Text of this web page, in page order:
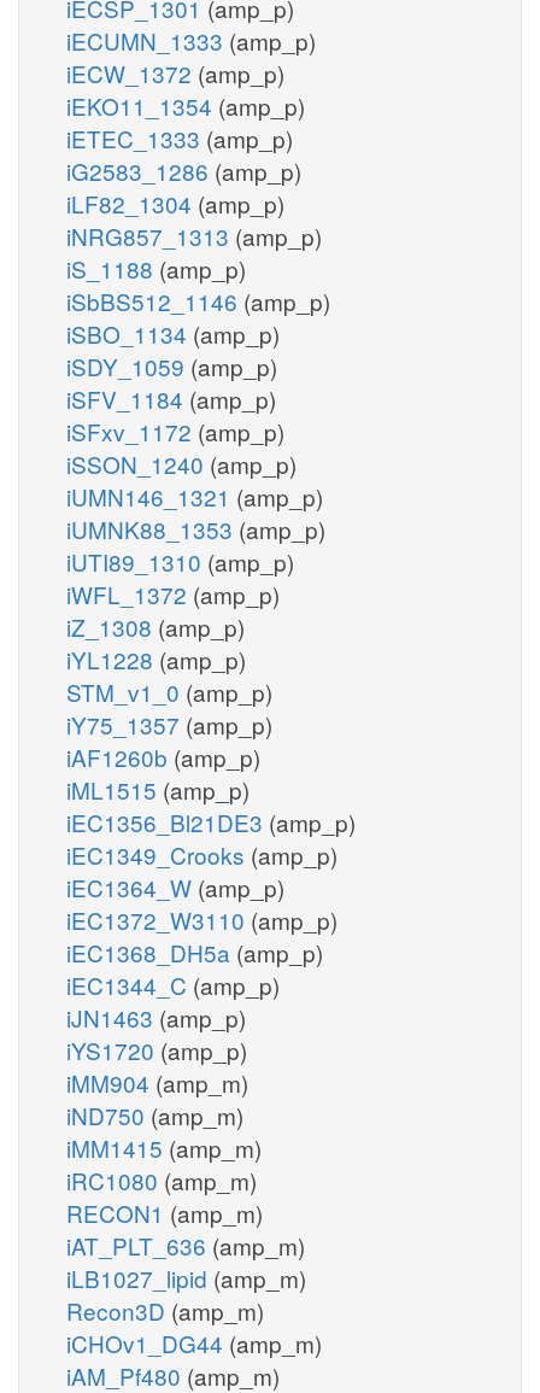
iECSP_1301 (amp_p)
iECUMN_1333 (amp_p)
iECW_1372 (amp_p)
iEKO11_1354 (amp_p)
iETEC_1333 (amp_p)
iG2583_1286 (amp_p)
iLF82_1304 (amp_p)
iNRG857_1313 (amp_p)
iS_1188 (amp_p)
iSbBS512_1146 (amp_p)
iSBO_1134 (amp_p)
iSDY_1059 (amp_p)
iSFV_1184 (amp_p)
iSFxv_1172 (amp_p)
iSSON_1240 (amp_p)
iUMN146_1321 (amp_p)
iUMNK88_1353 (amp_p)
iUTI89_1310 (amp_p)
iWFL_1372 (amp_p)
iZ_1308 (amp_p)
iYL1228 (amp_p)
STM_v1_0 (amp_p)
iY75_1357 (amp_p)
iAF1260b (amp_p)
iML1515 (amp_p)
iEC1356_Bl21DE3 (amp_p)
iEC1349_Crooks (amp_p)
iEC1364_W (amp_p)
iEC1372_W3110 (amp_p)
iEC1368_DH5a (amp_p)
iEC1344_C (amp_p)
iJN1463 (amp_p)
iYS1720 (amp_p)
iMM904 (amp_m)
iND750 (amp_m)
iMM1415 (amp_m)
iRC1080 (amp_m)
RECON1 (amp_m)
iAT_PLT_636 (amp_m)
iLB1027_lipid (amp_m)
Recon3D (amp_m)
iCHOv1_DG44 (amp_m)
iAM_Pf480 (amp_m)